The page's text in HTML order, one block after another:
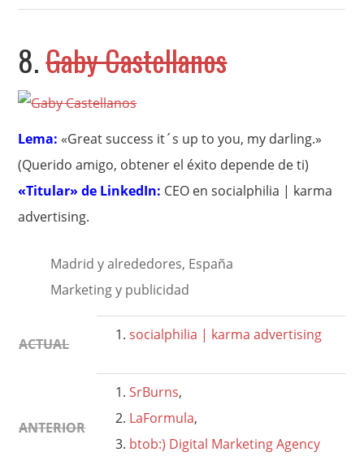
8.Gaby Castellanos
Lema: «Great success it´s up to you, my darling.»
(Querido amigo, obtener el éxito depende de ti)
«Titular» de LinkedIn: CEO en socialphilia | karma
advertising.
Madrid y alrededores, España
Marketing y publicidad
ACTUAL
socialphilia | karma advertising
ANTERIOR
SrBurns,
LaFormula,
btob:) Digital Marketing Agency